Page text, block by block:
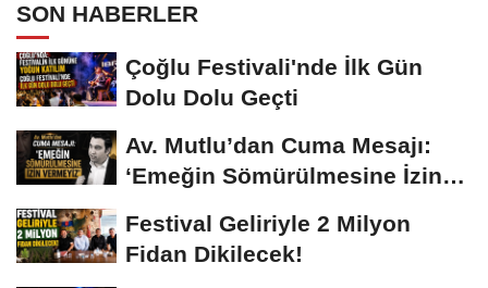
SON HABERLER
Çoğlu Festivali'nde İlk Gün
Dolu Dolu Geçti
Av. Mutlu’dan Cuma Mesajı:
‘Emeğin Sömürülmesine İzin
Festival Geliriyle 2 Milyon
Fidan Dikilecek!